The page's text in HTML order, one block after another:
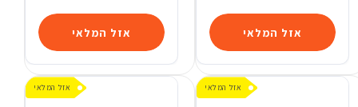
אזל המלאי אזל המלאי
אזל המלאי אזל המלאי